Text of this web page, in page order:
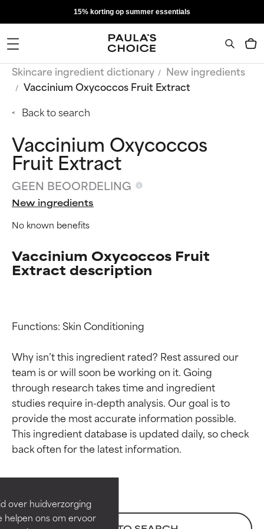
over huidverzorging
helpen ons om ervoor
15% korting op summer essentials
Skincare ingredient dictionary
New ingredients
Vaccinium Oxycoccos Fruit Extract
Back to search
Vaccinium Oxycoccos
Fruit Extract
GEEN BEOORDELING
New ingredients
No known benefits
Vaccinium Oxycoccos Fruit
Extract description
Functions: Skin Conditioning
Why isn’t this ingredient rated? Rest assured our
team is or will soon be working on it. Going
through research takes time and ingredient
studies require in-depth analysis. Our goal is to
provide the most accurate information possible.
This ingredient database is updated daily, so check
Beoordelingen van
ingrediënten
Bewezen en ondersteund door
onafhankelijk onderzoek.
Beoordelingen van
ingrediënten
Bewezen en ondersteund door
onafhankelijk onderzoek.